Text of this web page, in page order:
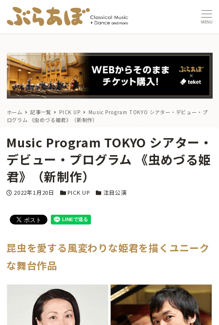
MENU
ホーム 記事一覧 PICK UP
Music Program TOKYO シアター・デビュー・プ
ログラム 《虫めづる姫君》（新制作）
Music Program TOKYO シアター・
デビュー・プログラム 《虫めづる姫
君》（新制作）
投稿日
2022年1月20日 カテゴリー
PICK UP カテゴリー
注目公演
昆虫を愛する風変わりな姫君を描くユニーク
な舞台作品